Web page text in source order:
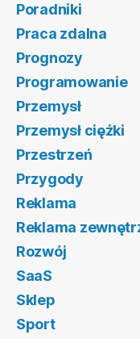
Poradniki
Praca zdalna
Prognozy
Programowanie
Przemysł
Przemysł ciężki
Przestrzeń
Przygody
Reklama
Reklama
Rozwój
SaaS
Sklep
Sport